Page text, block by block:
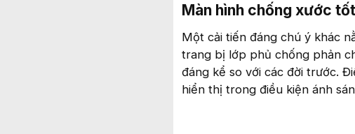
Màn hình chống xước
Một cải tiến đáng chú ý khác
trang bị lớp phủ chống phản
đáng kể so với các đời trước.
hiển thị trong điều kiện ánh